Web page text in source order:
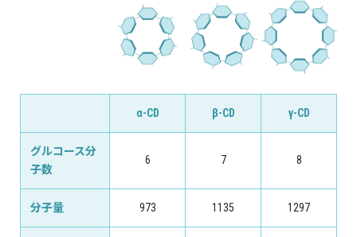
α-CD β-CD γ-CD
グルコース分
子数
6 7 8
分子量 973 1135 1297